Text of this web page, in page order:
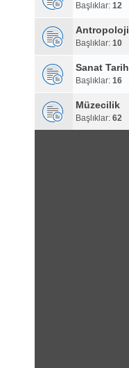
Başlıklar: 12
Antropoloji
Başlıklar: 10
Sanat
Başlıklar: 16
Müzecilik
Başlıklar: 62